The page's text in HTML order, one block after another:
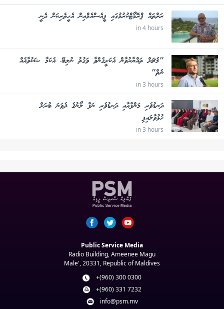
ރަށްތައް ޕްރޮމޯޓްކުރުމުގައި ޕީއެސްއެމްއިން އެހީތެރިކަން ދެނީ
in 4 hours
"މެޗަށް ތައްޔާރުވާން އެކަށީގެންވާ ވަގުތު ނުލިބޭ، އެކަމާ ޝަކުވާއެއް
ނެތް"
in 3 hours
ދަނޑުވެރި މަންފާއާއި ދަނޑުވެރި ނަފާ ލޯނުގެ ދެވަނަ ބުރަށް
ހުޅުވާލައިފި
in 3 hours
Public Service Media
Radio Building, Ameenee Magu
Male', 20331, Republic of Maldives
+(960) 300 0300
+(960) 331 7232
info@psm.mv